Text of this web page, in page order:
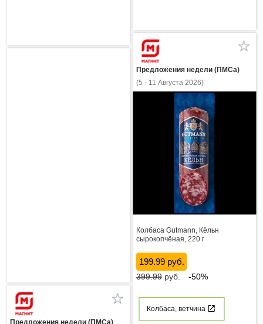
Предложения недели (ПМСа)
(5 - 11 Августа 2026)
Колбаса Gutmann, Кёльн
сырокопчёная, 220 г
199.99 руб.
399.99руб. -50%
Колбаса, ветчина